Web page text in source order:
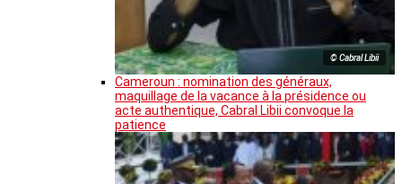
© Cabral Libii
Cameroun : nomination des généraux,
maquillage de la vacance à la présidence ou
acte authentique, Cabral Libii convoque la
patience